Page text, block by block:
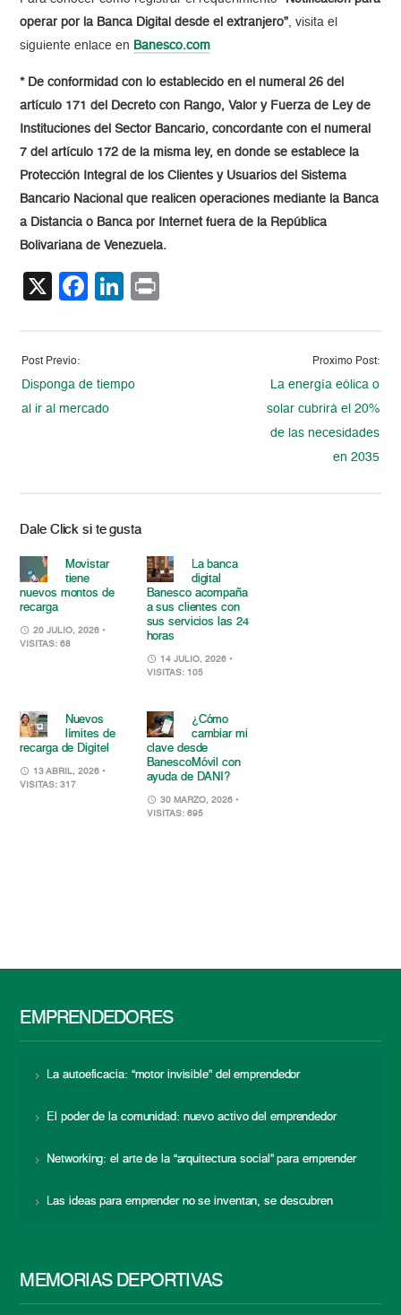
operar por la Banca Digital desde el extranjero”, visita el
siguiente enlace en Banesco.com
* De conformidad con lo establecido en el numeral 26 del
artículo 171 del Decreto con Rango, Valor y Fuerza de Ley de
Instituciones del Sector Bancario, concordante con el numeral
7 del artículo 172 de la misma ley, en donde se establece la
Protección Integral de los Clientes y Usuarios del Sistema
Bancario Nacional que realicen operaciones mediante la Banca
a Distancia o Banca por Internet fuera de la República
Bolivariana de Venezuela.
X Facebook
LinkedIn
Post Previo:
Disponga de tiempo
al ir al mercado
Proximo Post:
La energía eólica o
solar cubrirá el 20%
de las necesidades
en 2035
Dale Click si te gusta
Movistar
tiene
nuevos montos de
recarga
20 JULIO, 2026 •
VISITAS: 68
La banca
digital
Banesco acompaña
a sus clientes con
sus servicios las 24
horas
14 JULIO, 2026 •
VISITAS: 105
Nuevos
límites de
recarga de Digitel
13 ABRIL, 2026 •
VISITAS: 317
¿Cómo
cambiar mi
clave desde
BanescoMóvil con
ayuda de DANI?
30 MARZO, 2026 •
VISITAS: 695
EMPRENDEDORES
La autoeficacia: “motor invisible” del emprendedor
El poder de la comunidad: nuevo activo del emprendedor
Networking: el arte de la “arquitectura social” para emprender
Las ideas para emprender no se inventan, se descubren
MEMORIAS DEPORTIVAS